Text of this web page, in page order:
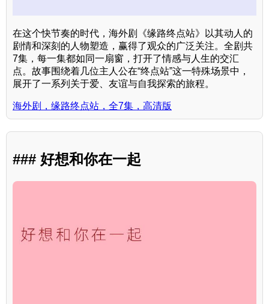
在这个快节奏的时代，海外剧《缘路终点站》以其动人的
剧情和深刻的人物塑造，赢得了观众的广泛关注。全剧共
7集，每一集都如同一扇窗，打开了情感与人生的交汇
点。故事围绕着几位主人公在“终点站”这一特殊场景中，
展开了一系列关于爱、友谊与自我探索的旅程。
海外剧，缘路终点站，全7集，高清版
### 好想和你在一起